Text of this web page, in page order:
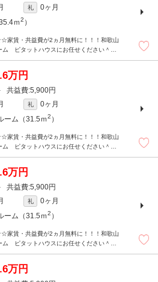
礼
0ヶ月
ｍ2 ）
賃・共益費が2ヵ月無料に！！！和歌山
ム ピタットハウスにお任せください＾＾
万円
5,900円
礼
0ヶ月
ーム（31.5ｍ2 ）
賃・共益費が2ヵ月無料に！！！和歌山
ム ピタットハウスにお任せください＾＾
万円
5,900円
礼
0ヶ月
ーム（31.5ｍ2 ）
賃・共益費が2ヵ月無料に！！！和歌山
ム ピタットハウスにお任せください＾＾
万円